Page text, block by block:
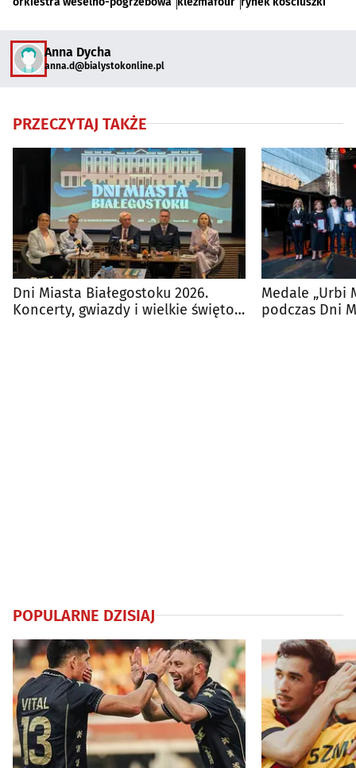
Anna Dycha
anna.d@bialystokonline.pl
PRZECZYTAJ TAKŻE
Dni Miasta Białegostoku 2026.
Koncerty, gwiazdy i wielkie święto
Medale „Urbi
podczas Dni
POPULARNE DZISIAJ